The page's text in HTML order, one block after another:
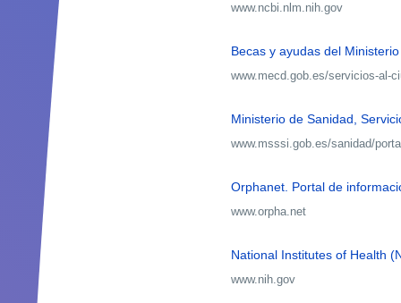
www.ncbi.nlm.nih.gov
Becas y ayudas del
www.mecd.gob.es/servicios-al-
Ministerio de Sanidad,
www.msssi.gob.es/sanidad/
Orphanet. Portal de
www.orpha.net
National Institutes of Health
www.nih.gov